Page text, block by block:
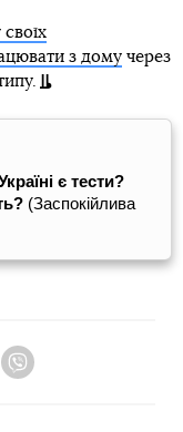
з домучерез
є тести?
(Заспокійлива